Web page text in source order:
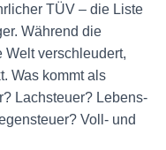
TÜV – die Liste
Während die
Welt verschleudert,
Was kommt als
Lachsteuer? Lebens-
Voll- und